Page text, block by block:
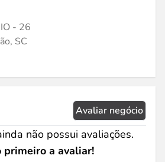
- 26
SC
Avaliar negócio
não possui avaliações.
primeiro a avaliar!